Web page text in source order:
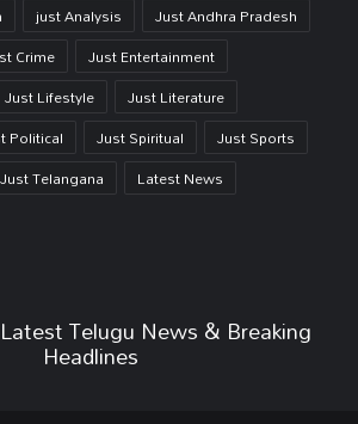
just Analysis
Just Andhra Pradesh
Crime
Just Entertainment
Just Lifestyle
Just Literature
Political Just Spiritual
Just Sports
Just Telangana Latest News
Telugu News & Breaking
Headlines